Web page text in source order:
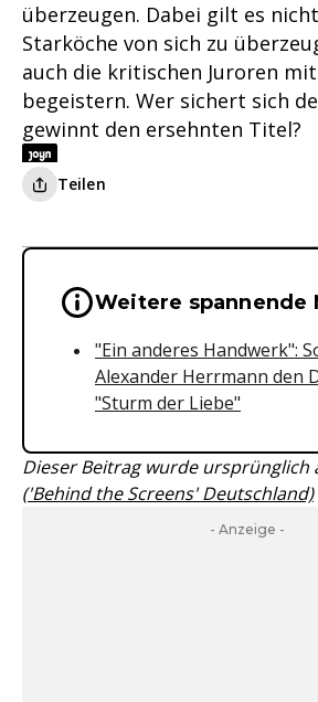
überzeugen. Dabei gilt es
Starköche von sich zu
auch die kritischen Juroren
begeistern. Wer sichert sich
gewinnt den ersehnten Titel?
Teilen
Wichtige Hinweise
Weitere spannende
"Ein anderes Handwerk":
Alexander Herrmann den
"Sturm der Liebe"
Dieser Beitrag wurde ursprünglich
('Behind the Screens' Deutschland)
- Anzeige -